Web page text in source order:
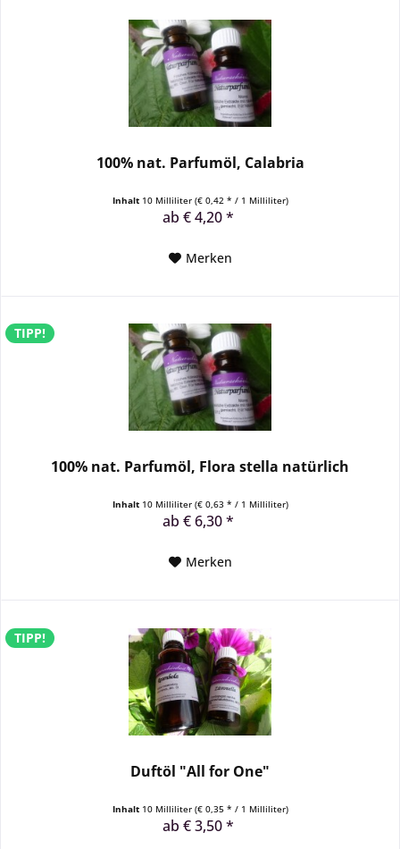
100% nat. Parfumöl, Calabria
Inhalt 10 Milliliter (€ 0,42 * / 1 Milliliter)
ab € 4,20 *
Merken
TIPP!
100% nat. Parfumöl, Flora stella natürlich
Inhalt 10 Milliliter (€ 0,63 * / 1 Milliliter)
ab € 6,30 *
Merken
TIPP!
Duftöl "All for One"
Inhalt 10 Milliliter (€ 0,35 * / 1 Milliliter)
ab € 3,50 *